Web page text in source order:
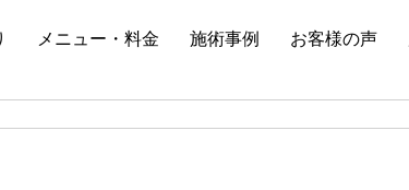
メニュー・料金 施術事例 お客様の声